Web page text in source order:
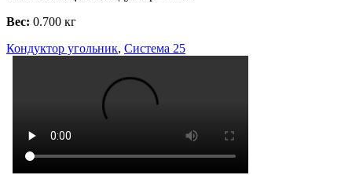
Вес: 0.700 кг
Кондуктор угольник, Система 25